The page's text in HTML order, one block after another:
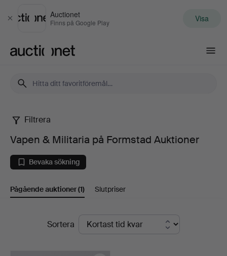
Stäng
Auctionet
Finns på Google Play Visa
Vapen
Militaria
på
Formstad
Filtrera
Vapen & Militaria på Formstad Auktioner
Bevaka sökning
Pågående auktioner(1) Slutpriser
PågåendeSortera